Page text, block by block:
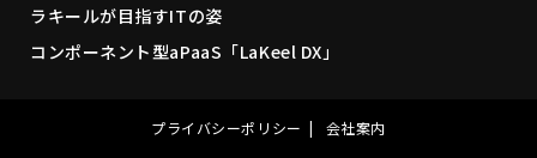
ラキールが目指すITの姿
コンポーネント型aPaaS「LaKeel DX」
プライバシーポリシー 会社案内